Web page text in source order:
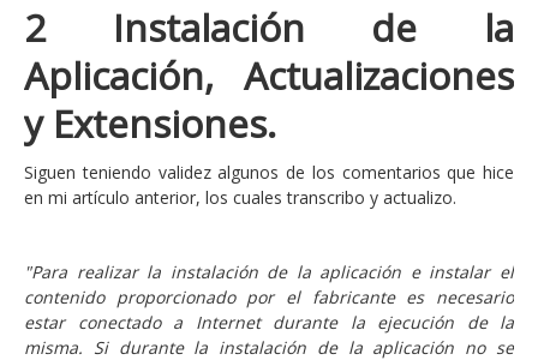
2 Instalación de la
Aplicación, Actualizaciones
y Extensiones.
Siguen teniendo validez algunos de los comentarios que hice
en mi artículo anterior, los cuales transcribo y actualizo.
"Para realizar la instalación de la aplicación e instalar el
contenido proporcionado por el fabricante es necesario
estar conectado a Internet durante la ejecución de la
misma. Si durante la instalación de la aplicación no se